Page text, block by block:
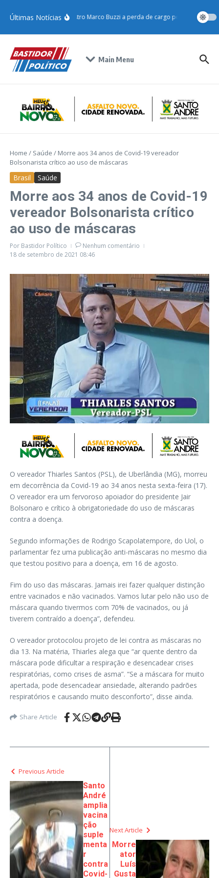
Últimas Notícias
STJ condena ministro Marco Buzzi a perda de cargo por crimes
Main Menu
Home / Saúde / Morre aos 34 anos de Covid-19 vereador
Bolsonarista crítico ao uso de máscaras
Brasil Saúde
Morre aos 34 anos de Covid-19
vereador Bolsonarista crítico
ao uso de máscaras
Por Bastidor Político
Nenhum comentário
18 de setembro de 2021 08:46
O vereador Thiarles Santos (PSL), de Uberlândia (MG), morreu
em decorrência da Covid-19 ao 34 anos nesta sexta-feira (17).
O vereador era um fervoroso apoiador do presidente Jair
Bolsonaro e crítico à obrigatoriedade do uso de máscaras
contra a doença.
Segundo informações de Rodrigo Scapolatempore, do Uol, o
parlamentar fez uma publicação anti-máscaras no mesmo dia
que testou positivo para a doença, em 16 de agosto.
Fim do uso das máscaras. Jamais irei fazer qualquer distinção
entre vacinados e não vacinados. Vamos lutar pelo não uso de
máscara quando tivermos com 70% de vacinados, ou já
tiverem contraído a doença”, defendeu.
O vereador protocolou projeto de lei contra as máscaras no
dia 13. Na matéria, Thiarles alega que “ar quente dentro da
máscara pode dificultar a respiração e desencadear crises
respiratórias, como crises de asma”. “Se a máscara for muito
apertada, pode desencadear ansiedade, alterando padrões
respiratórios e causando muito desconforto”, disse ainda.
Share Article
Previous Article
Santo
André
amplia
vacina
ção
suple
menta
r
contra
Covid-
Next Article
Morre
ator
Luís
Gusta